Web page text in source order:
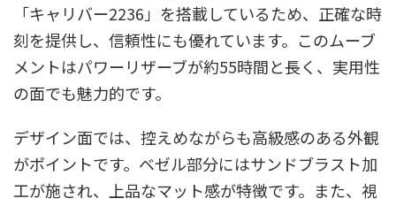
「キャリバー2236」を搭載しているため、正確な時
刻を提供し、信頼性にも優れています。このムーブ
メントはパワーリザーブが約55時間と長く、実用性
の面でも魅力的です。
デザイン面では、控えめながらも高級感のある外観
がポイントです。ベゼル部分にはサンドブラスト加
工が施され、上品なマット感が特徴です。また、視